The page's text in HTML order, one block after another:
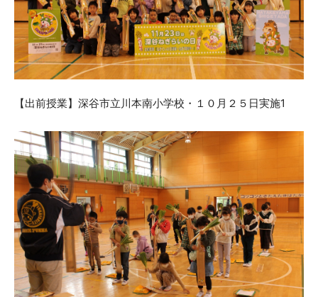
【出前授業】深谷市立川本南小学校・１０月２５日実施1